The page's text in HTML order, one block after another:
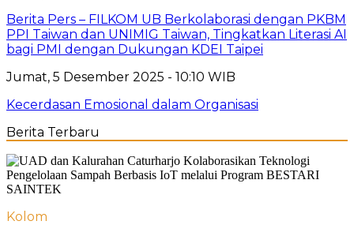
Berita Pers – FILKOM UB Berkolaborasi dengan PKBM
PPI Taiwan dan UNIMIG Taiwan, Tingkatkan Literasi AI
bagi PMI dengan Dukungan KDEI Taipei
Jumat, 5 Desember 2025 - 10:10 WIB
Kecerdasan Emosional dalam Organisasi
Berita Terbaru
Kolom